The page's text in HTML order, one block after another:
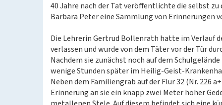
40 Jahre nach der Tat veröffentlichte die selbst
Barbara Peter eine Sammlung von Erinnerungen
Die Lehrerin Gertrud Bollenrath hatte im Verlauf
verlassen und wurde von dem Täter vor der Tür
Nachdem sie zunächst noch auf dem
wenige Stunden später im Heilig-Geist-
Neben dem Familiengrab auf der Flur 32 (Nr. 226
Erinnerung an sie ein knapp zwei Meter hoher